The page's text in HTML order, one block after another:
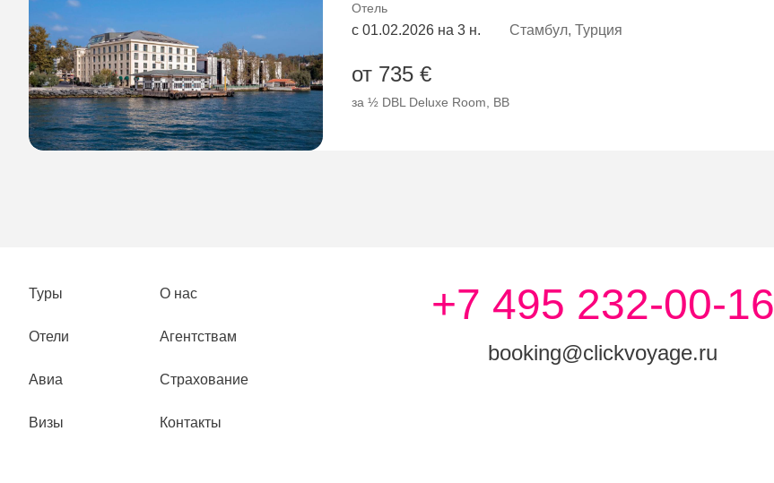
Отель
с 01.02.2026 на 3 н. Стамбул, Турция
от 735 €
за ½ DBL Deluxe Room, ВВ
Туры
Отели
Авиа
Визы
О нас
Агентствам
Страхование
Контакты
+7 495 232-00-16
booking@clickvoyage.ru